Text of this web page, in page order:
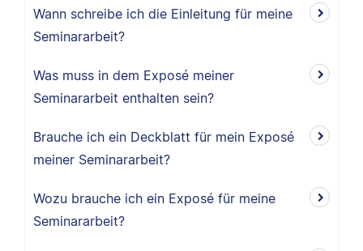
Wann schreibe ich die Einleitung für meine
Seminararbeit?
Was muss in dem Exposé meiner
Seminararbeit enthalten sein?
Brauche ich ein Deckblatt für mein Exposé
meiner Seminararbeit?
Wozu brauche ich ein Exposé für meine
Seminararbeit?